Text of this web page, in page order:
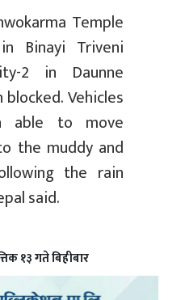
Temple
Binayi Triveni
2 in Daunne
Vehicles
able to move
the muddy and
the rain
said.
१३ गते बिहीबार